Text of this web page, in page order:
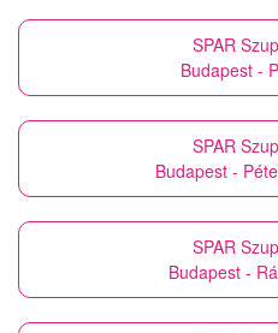
SPAR
Budapest -
SPAR
Budapest -
SPAR
Budapest -